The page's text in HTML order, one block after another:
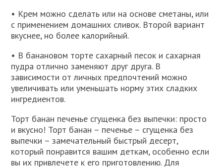
• Крем можно сделать или на основе сметаны, или
с применением домашних сливок. Второй вариант
вкуснее, но более калорийный.
• В банановом торте сахарный песок и сахарная
пудра отлично заменяют друг друга. В
зависимости от личных предпочтений можно
увеличивать или уменьшать норму этих сладких
ингредиентов.
Торт банан печенье сгущенка без выпечки: просто
и вкусно! Торт банан – печенье – сгущенка без
выпечки – замечательный быстрый десерт,
который понравится вашим деткам, особенно если
вы их привлечете к его приготовлению. Для